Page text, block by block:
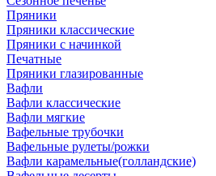
Пряники
Пряники классические
Пряники с начинкой
Печатные
Пряники глазированные
Вафли
Вафли классические
Вафли мягкие
Вафельные трубочки
Вафельные рулеты/рожки
Вафли карамельные(голландские)